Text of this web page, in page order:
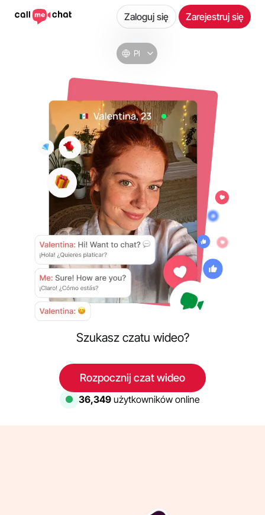
Pl
Zaloguj się Zarejestruj się
Szukasz czatu wideo?
Rozpocznij czat wideo
36,686użytkowników online